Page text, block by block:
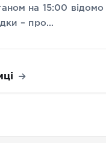
на 15:00
– про…